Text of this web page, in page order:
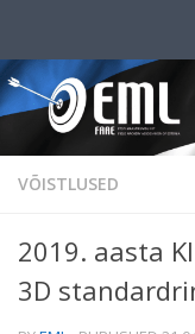
VÕISTLUSED
2019. aasta
3D